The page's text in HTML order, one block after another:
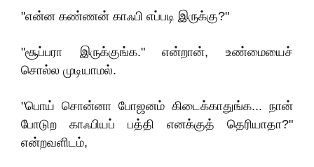
"என்ன கண்ணன் காஃபி எப்படி இருக்கு?"
"சூப்பரா இருக்குங்க." என்றான், உண்மையைச்
சொல்ல முடியாமல்.
"பொய் சொன்னா போஜனம் கிடைக்காதுங்க... நான்
போடுற காஃபியப் பத்தி எனக்குத் தெரியாதா?"
என்றவளிடம்,